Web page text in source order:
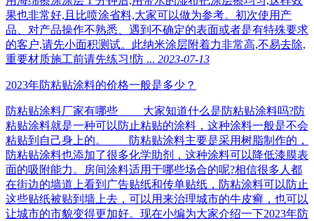
果也非常好,且比喷涂省料,大家可以做为参考。初次使用产
品、对产品操作不熟悉、遇到不确定的表面或者是有特殊要求
的客户,请先小面积测试。此纳米涂层附着力非常高,不易去除,
重要材质施工前请先练习!防 ... 2023-07-13
2023年防粘贴涂料的价格一般是多少？
防粘贴涂料厂家有哪些 大家知道什么是防粘贴涂料吗?防
粘贴涂料就是一种可以防止粘贴的涂料，这种涂料一般是不会
粘贴到自己身上的。 防粘贴涂料主要是采用树脂制作的，
防粘贴涂料也添加了很多化学助剂，这种涂料可以降低漆膜表
面的吸附能力。房间涂料适用于哪些场合的呢?相信很多人都
在街边的墙道上看到广告贴纸和传单贴纸，防粘涂料可以防止
这些贴纸被贴到墙上去，可以用来治理城市的牛皮癣，也可以
让城市的市貌变得更加好。现在小编为大家介绍一下2023年防